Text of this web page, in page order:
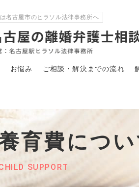
名古屋市のヒラソル法律事務所へ
お悩み ご相談・解決 までの流れ
育費につい
SUPPORT